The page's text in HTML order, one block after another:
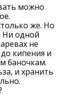
можно
же. Но
Ни одной
не
кипения и
баночкам.
и хранить